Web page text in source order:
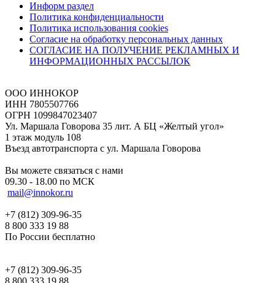
Информ раздел
Политика конфиденциальности
Политика использования cookies
Согласие на обработку персональных данных
СОГЛАСИЕ НА ПОЛУЧЕНИЕ РЕКЛАМНЫХ И
ИНФОРМАЦИОННЫХ РАССЫЛОК
ООО ИННОКОР
ИНН 7805507766
ОГРН 1099847023407
Ул. Маршала Говорова 35 лит. А БЦ «Желтый угол»
1 этаж модуль 108
Въезд автотранспорта с ул. Маршала Говорова
Вы можете связаться с нами
09.30 - 18.00 по МСК
mail@innokor.ru
+7 (812) 309-96-35
8 800 333 19 88
По России бесплатно
+7 (812) 309-96-35